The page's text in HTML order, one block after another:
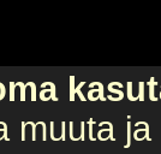
muuta